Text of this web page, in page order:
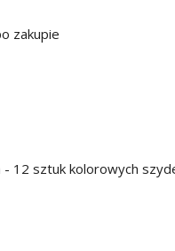
zakupie
12 sztuk kolorowych